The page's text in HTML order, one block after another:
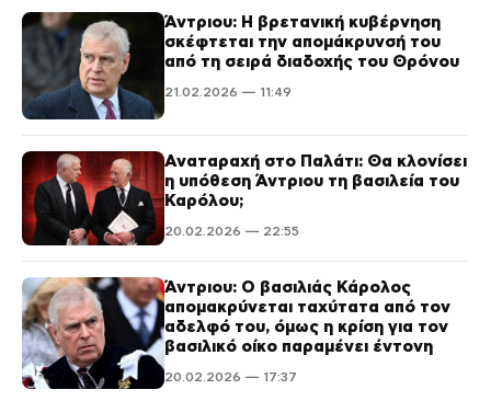
Άντριου: Η βρετανική κυβέρνηση
σκέφτεται την απομάκρυνσή του
από τη σειρά διαδοχής του Θρόνου
21.02.2026 — 11:49
Αναταραχή στο Παλάτι: Θα κλονίσει
η υπόθεση Άντριου τη βασιλεία του
Καρόλου;
20.02.2026 — 22:55
Άντριου: Ο βασιλιάς Κάρολος
απομακρύνεται ταχύτατα από τον
αδελφό του, όμως η κρίση για τον
βασιλικό οίκο παραμένει έντονη
20.02.2026 — 17:37